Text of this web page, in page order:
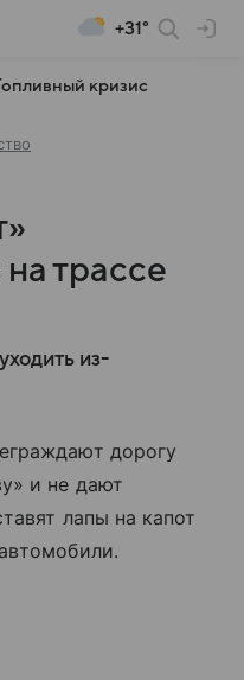
+31°
кризис
трассе
из-
дорогу
и не дают
лапы на капот